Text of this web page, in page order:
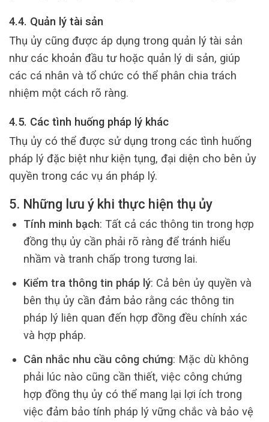
4.4. Quản lý tài sản
Thụ ủy cũng được áp dụng trong quản lý tài sản
như các khoản đầu tư hoặc quản lý di sản, giúp
các cá nhân và tổ chức có thể phân chia trách
nhiệm một cách rõ ràng.
4.5. Các tình huống pháp lý khác
Thụ ủy có thể được sử dụng trong các tình huống
pháp lý đặc biệt như kiện tụng, đại diện cho bên ủy
quyền trong các vụ án pháp lý.
5. Những lưu ý khi thực hiện thụ ủy
Tính minh bạch: Tất cả các thông tin trong hợp
đồng thụ ủy cần phải rõ ràng để tránh hiểu
nhầm và tranh chấp trong tương lai.
Kiểm tra thông tin pháp lý: Cả bên ủy quyền và
bên thụ ủy cần đảm bảo rằng các thông tin
pháp lý liên quan đến hợp đồng đều chính xác
và hợp pháp.
Cân nhắc nhu cầu công chứng: Mặc dù không
phải lúc nào cũng cần thiết, việc công chứng
hợp đồng thụ ủy có thể mang lại lợi ích trong
việc đảm bảo tính pháp lý vững chắc và bảo vệ